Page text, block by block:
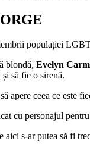
populației
blondă, Evelyn
să fie o sirenă.
apere ceea ce este
cu personajul
s-ar putea să fi